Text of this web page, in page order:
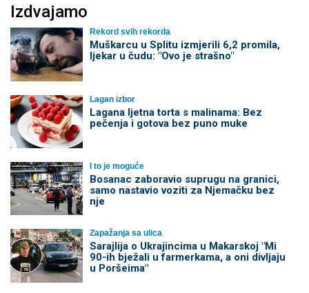
Izdvajamo
Rekord svih rekorda
Muškarcu u Splitu izmjerili 6,2 promila,
ljekar u čudu: "Ovo je strašno"
Lagan izbor
Lagana ljetna torta s malinama: Bez
pečenja i gotova bez puno muke
I to je moguće
Bosanac zaboravio suprugu na granici,
samo nastavio voziti za Njemačku bez
nje
Zapažanja sa ulica
Sarajlija o Ukrajincima u Makarskoj "Mi
90-ih bježali u farmerkama, a oni divljaju
u Poršeima"